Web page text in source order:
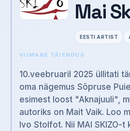
Mai
EESTI ARTIST
VIIMANE TÄIENDUS
10.veebruaril 2025 üllitati
oma nägemus Sõpruse
esimest loost "Aknajuuli",
autoriks on Mait Vaik. Loo
Ivo Stolfot. Nii MAI SKIZO-t